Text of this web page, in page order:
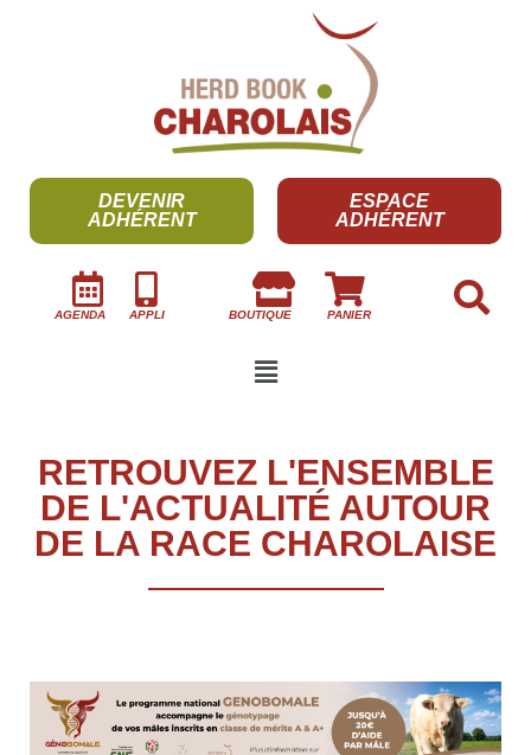
DEVENIR
ADHÉRENT
ESPACE
ADHÉRENT
AGENDA APPLI BOUTIQUE PANIER
RETROUVEZ L'ENSEMBLE
DE L'ACTUALITÉ AUTOUR
DE LA RACE CHAROLAISE